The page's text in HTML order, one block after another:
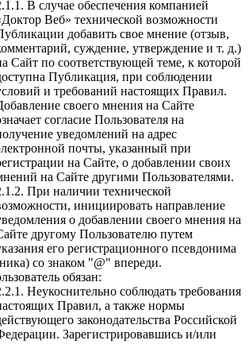
В случае обеспечения компанией
Веб» технической возможности
добавить свое мнение (отзыв,
суждение, утверждение и т. д.)
Сайт по соответствующей теме, к которой
Публикация, при соблюдении
и требований настоящих Правил.
своего мнения на Сайте
согласие Пользователя на
уведомлений на адрес
почты, указанный при
на Сайте, о добавлении своих
на Сайте другими Пользователями.
При наличии технической
инициировать направление
о добавлении своего мнения на
другому Пользователю путем
его регистрационного псевдонима
со знаком "@" впереди.
обязан:
Неукоснительно соблюдать требования
Правил, а также нормы
законодательства Российской
Зарегистрировавшись и/или